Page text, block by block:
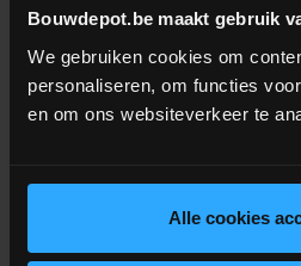
Bouwdepot.be maakt gebruik
We gebruiken cookies om
personaliseren, om functies
en om ons websiteverkeer te
Alle cookies
hoogte van 201.4cm.
Optie: gelaagd melkglas (zie
Vind je een specifieke STEELIT
Contacteer onsdan